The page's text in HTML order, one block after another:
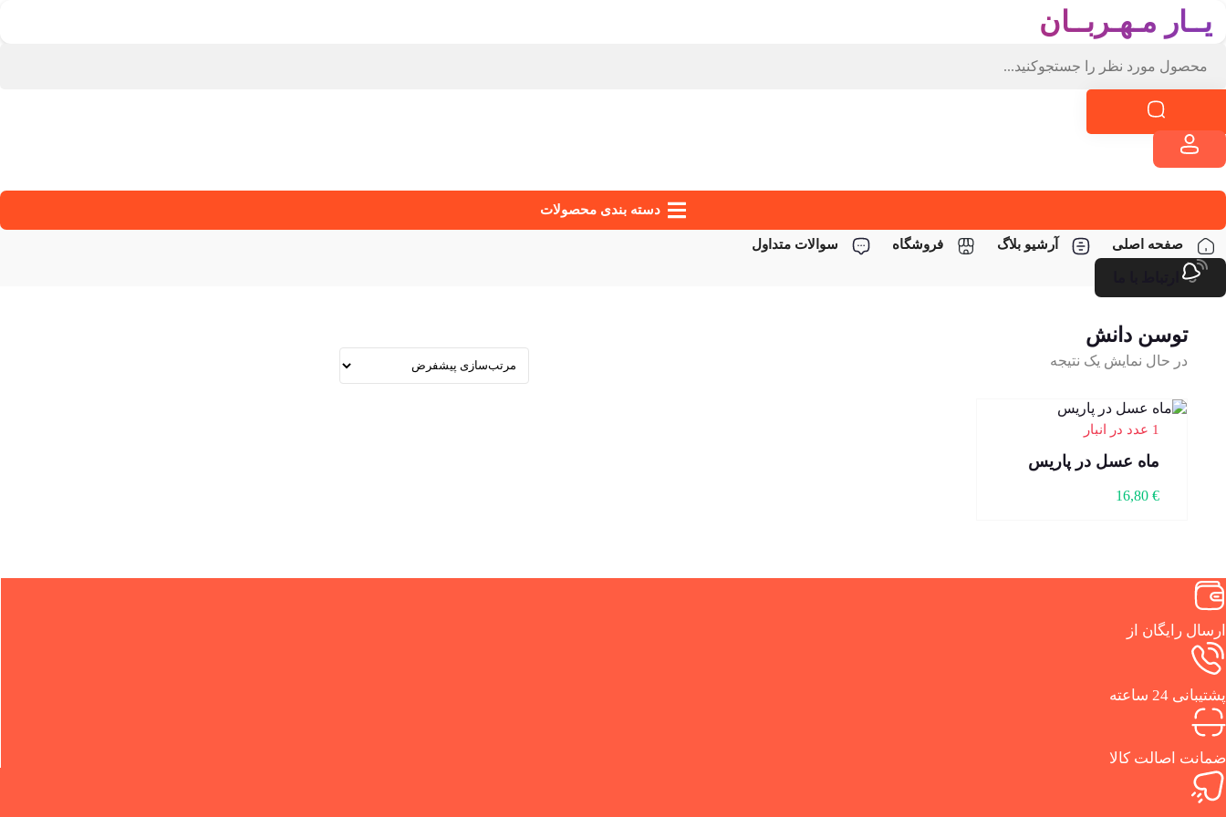
یــار مـهـربــان
دسته‌ بندی محصولات
صفحه اصلی آرشیو بلاگ فروشگاه سوالات متداول
توسن دانش
در حال نمایش یک نتیجه
1 عدد در انبار
ماه عسل در پاریس
16,80 €
ارسال رایگان از
پشتیبانی 24 ساعته
ضمانت اصالت کالا